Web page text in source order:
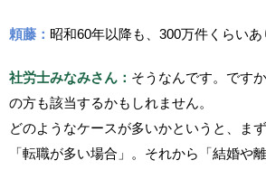
頼藤： 昭和60年以降も、300万件くらいあ
社労士みなみさん： そうなんです。です
の方も該当するかもしれません。
どのようなケースが多いかというと、ま
「転職が多い場合」。それから「結婚や